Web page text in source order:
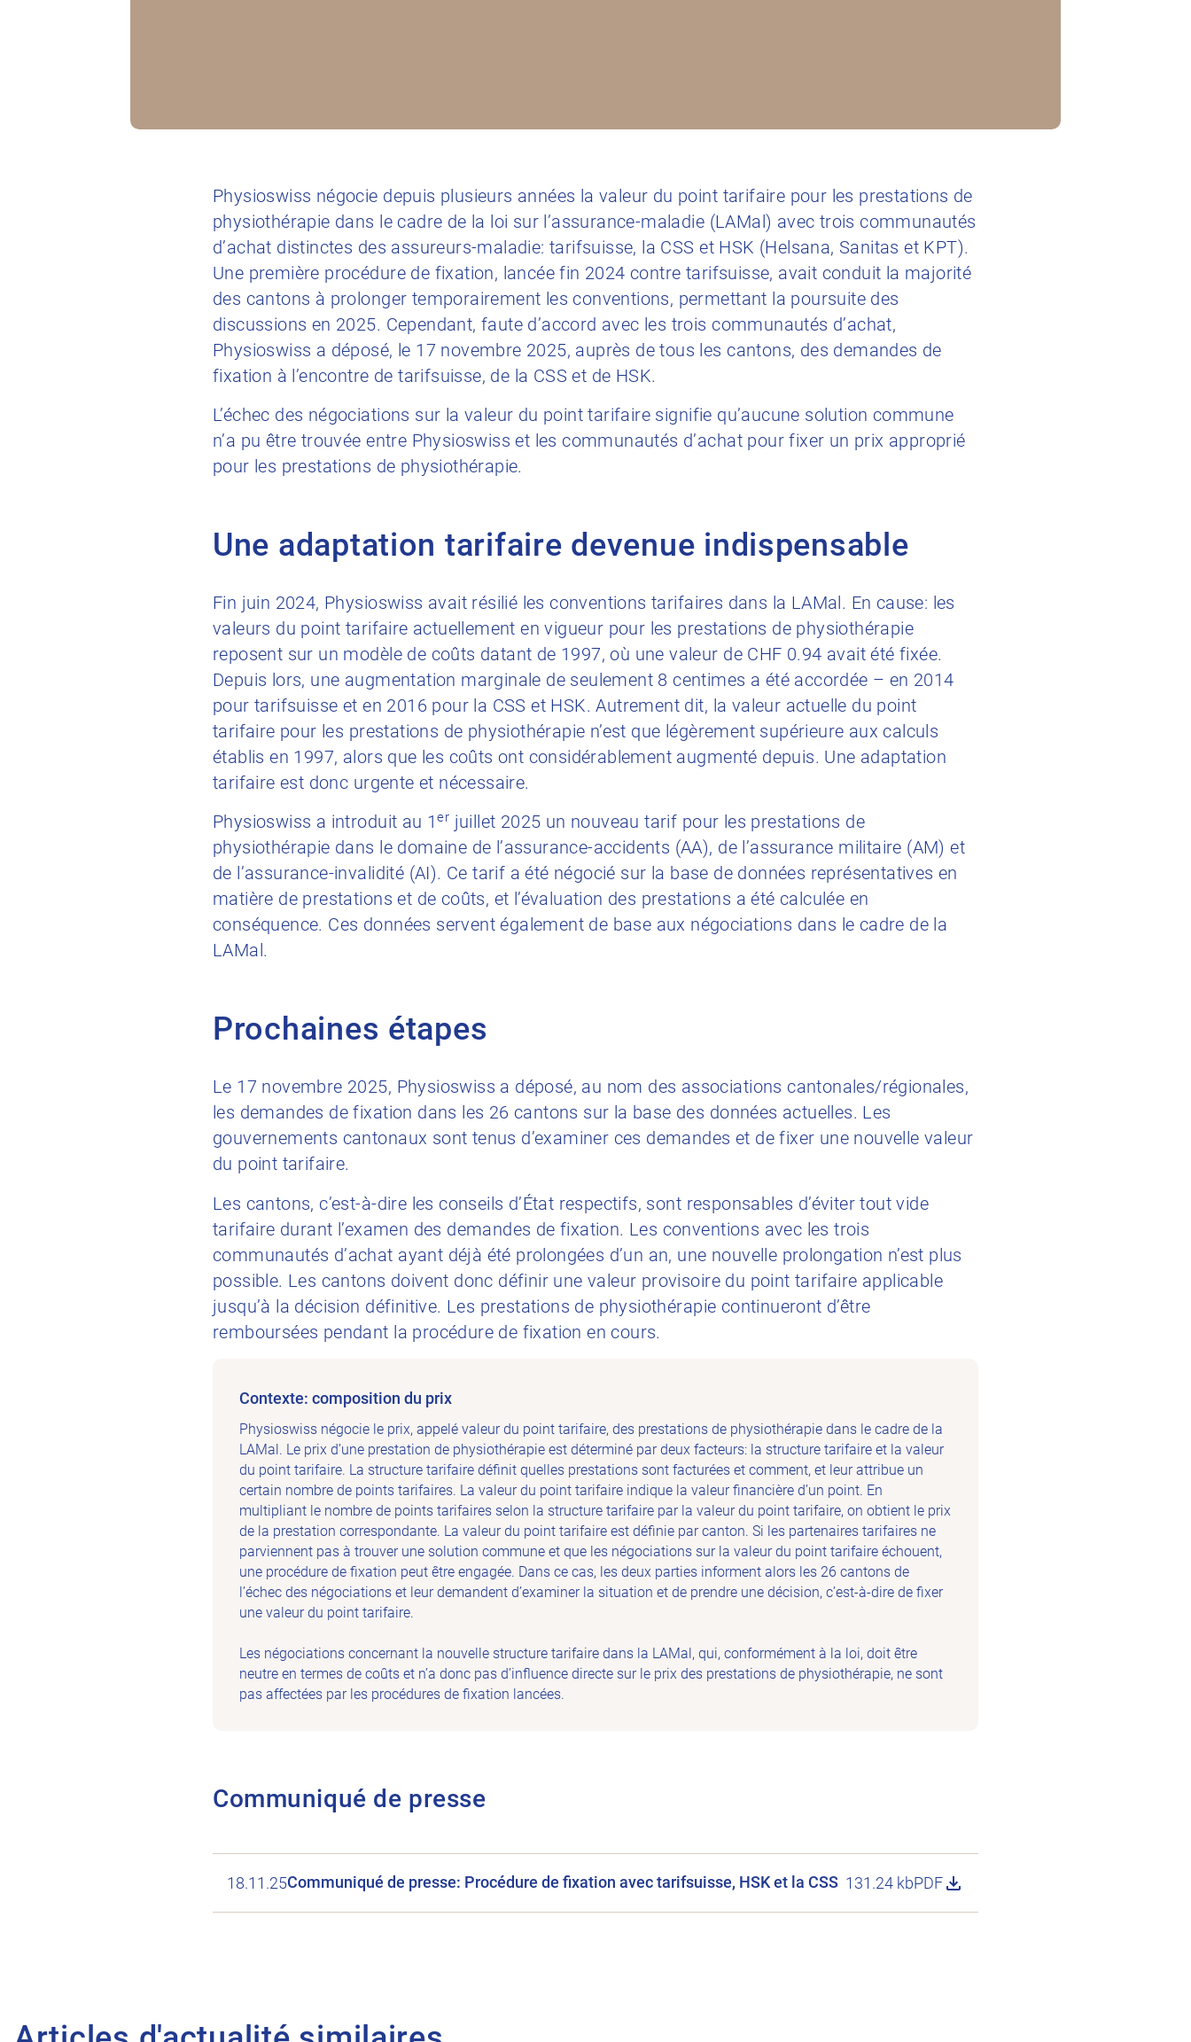
Physioswiss négocie depuis plusieurs années la valeur du point tarifaire pour les prestations de
physiothérapie dans le cadre de la loi sur l’assurance-maladie (LAMal) avec trois communautés
d’achat distinctes des assureurs-maladie: tarifsuisse, la CSS et HSK (Helsana, Sanitas et KPT).
Une première procédure de fixation, lancée fin 2024 contre tarifsuisse, avait conduit la majorité
des cantons à prolonger temporairement les conventions, permettant la poursuite des
discussions en 2025. Cependant, faute d’accord avec les trois communautés d’achat,
Physioswiss a déposé, le 17 novembre 2025, auprès de tous les cantons, des demandes de
fixation à l’encontre de tarifsuisse, de la CSS et de HSK.
L’échec des négociations sur la valeur du point tarifaire signifie qu’aucune solution commune
n’a pu être trouvée entre Physioswiss et les communautés d’achat pour fixer un prix approprié
pour les prestations de physiothérapie.
Une adaptation tarifaire devenue indispensable
Fin juin 2024, Physioswiss avait résilié les conventions tarifaires dans la LAMal. En cause: les
valeurs du point tarifaire actuellement en vigueur pour les prestations de physiothérapie
reposent sur un modèle de coûts datant de 1997, où une valeur de CHF 0.94 avait été fixée.
Depuis lors, une augmentation marginale de seulement 8 centimes a été accordée – en 2014
pour tarifsuisse et en 2016 pour la CSS et HSK. Autrement dit, la valeur actuelle du point
tarifaire pour les prestations de physiothérapie n’est que légèrement supérieure aux calculs
établis en 1997, alors que les coûts ont considérablement augmenté depuis. Une adaptation
tarifaire est donc urgente et nécessaire.
Physioswiss a introduit au 1er juillet 2025 un nouveau tarif pour les prestations de
physiothérapie dans le domaine de l’assurance-accidents (AA), de l’assurance militaire (AM) et
de l’assurance-invalidité (AI). Ce tarif a été négocié sur la base de données représentatives en
matière de prestations et de coûts, et l’évaluation des prestations a été calculée en
conséquence. Ces données servent également de base aux négociations dans le cadre de la
LAMal.
Prochaines étapes
Le 17 novembre 2025, Physioswiss a déposé, au nom des associations cantonales/régionales,
les demandes de fixation dans les 26 cantons sur la base des données actuelles. Les
gouvernements cantonaux sont tenus d’examiner ces demandes et de fixer une nouvelle valeur
du point tarifaire.
Les cantons, c’est-à-dire les conseils d’État respectifs, sont responsables d’éviter tout vide
tarifaire durant l’examen des demandes de fixation. Les conventions avec les trois
communautés d’achat ayant déjà été prolongées d’un an, une nouvelle prolongation n’est plus
possible. Les cantons doivent donc définir une valeur provisoire du point tarifaire applicable
jusqu’à la décision définitive. Les prestations de physiothérapie continueront d’être
remboursées pendant la procédure de fixation en cours.
Contexte: composition du prix
Physioswiss négocie le prix, appelé valeur du point tarifaire, des prestations de physiothérapie dans le cadre de la
LAMal. Le prix d’une prestation de physiothérapie est déterminé par deux facteurs: la structure tarifaire et la valeur
du point tarifaire. La structure tarifaire définit quelles prestations sont facturées et comment, et leur attribue un
certain nombre de points tarifaires. La valeur du point tarifaire indique la valeur financière d’un point. En
multipliant le nombre de points tarifaires selon la structure tarifaire par la valeur du point tarifaire, on obtient le prix
de la prestation correspondante. La valeur du point tarifaire est définie par canton. Si les partenaires tarifaires ne
parviennent pas à trouver une solution commune et que les négociations sur la valeur du point tarifaire échouent,
une procédure de fixation peut être engagée. Dans ce cas, les deux parties informent alors les 26 cantons de
l’échec des négociations et leur demandent d’examiner la situation et de prendre une décision, c’est-à-dire de fixer
une valeur du point tarifaire.
Les négociations concernant la nouvelle structure tarifaire dans la LAMal, qui, conformément à la loi, doit être
neutre en termes de coûts et n’a donc pas d’influence directe sur le prix des prestations de physiothérapie, ne sont
pas affectées par les procédures de fixation lancées.
Communiqué de presse
18.11.25Communiqué de presse: Procédure de fixation avec tarifsuisse, HSK et la CSS 131.24 kb
Télécharger le fichier Communiqué de
PDF